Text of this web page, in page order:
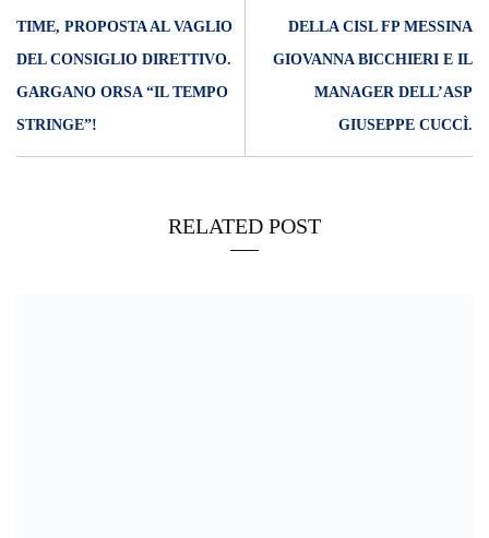
TIME, PROPOSTA AL VAGLIO
DEL CONSIGLIO DIRETTIVO.
GARGANO ORSA “IL TEMPO
STRINGE”!
DELLA CISL FP MESSINA
GIOVANNA BICCHIERI E IL
MANAGER DELL’ASP
GIUSEPPE CUCCÌ.
RELATED POST